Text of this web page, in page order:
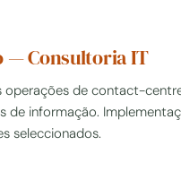
— Consultoria IT
operações de contact-
de informação.
seleccionados.